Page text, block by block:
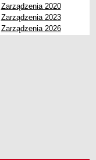
Zarządzenia 2020
Zarządzenia 2023
Zarządzenia 2026